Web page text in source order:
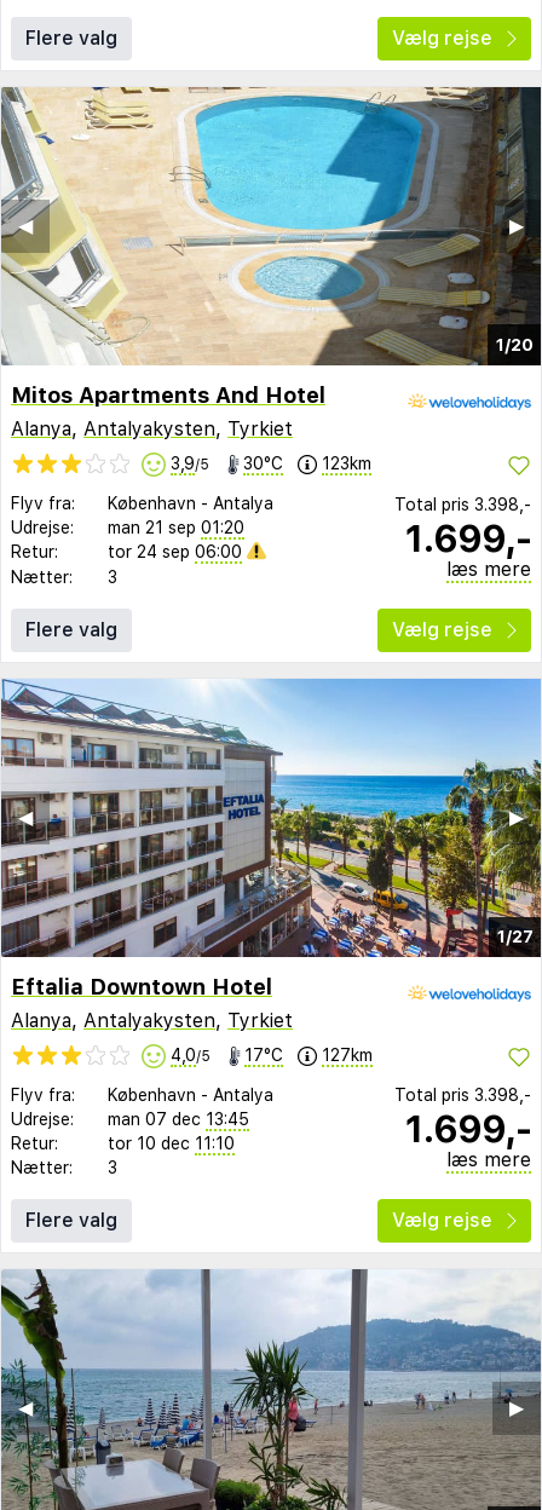
Flere valg Vælg rejse
1/20
▶︎
◀︎
Mitos Apartments And Hotel
Alanya, Antalyakysten, Tyrkiet
3,9/5 30°C 123km
Flyv fra: København - Antalya
Udrejse:
man 21 sep 01:20
Retur:
tor 24 sep 06:00
Nætter:
3
Total pris 3.398,-
1.699,-
læs mere
Flere valg Vælg rejse
1/27
▶︎
◀︎
Eftalia Downtown Hotel
Alanya, Antalyakysten, Tyrkiet
4,0/5 17°C 127km
Flyv fra: København - Antalya
Udrejse:
man 07 dec 13:45
Retur:
tor 10 dec 11:10
Nætter:
3
Total pris 3.398,-
1.699,-
læs mere
Flere valg Vælg rejse
▶︎
◀︎